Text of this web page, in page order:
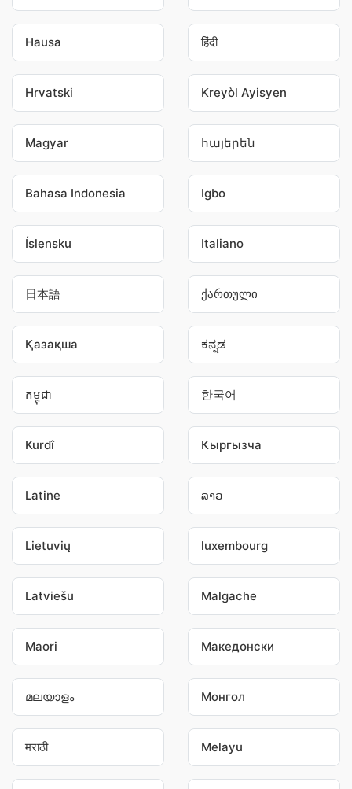
Hausa हिंदी
Hrvatski Kreyòl Ayisyen
Magyar հայերեն
Bahasa Indonesia Igbo
Íslensku Italiano
日本語 ქართული
Қазақша ಕನ್ನಡ
កម្ពុជា 한국어
Kurdî Кыргызча
Latine ລາວ
Lietuvių luxembourg
Latviešu Malgache
Maori Македонски
മലയാളം Монгол
मराठी Melayu